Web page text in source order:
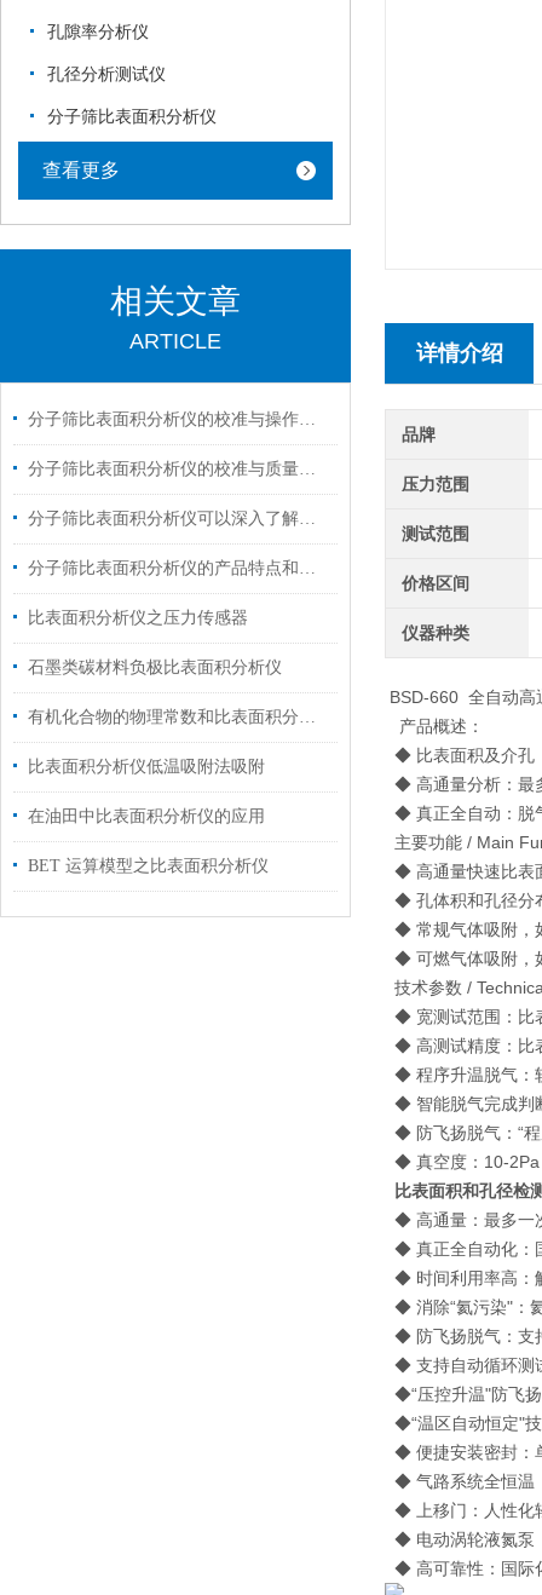
孔隙率分析仪
孔径分析测试仪
分子筛比表面积分析仪
查看更多
相关文章
ARTICLE
分子筛比表面积分析仪的校准与操作要点概述
分子筛比表面积分析仪的校准与质量控制技巧分析
分子筛比表面积分析仪可以深入了解分子筛的结构和性能
分子筛比表面积分析仪的产品特点和操作方法介绍
比表面积分析仪之压力传感器
石墨类碳材料负极比表面积分析仪
有机化合物的物理常数和比表面积分析仪的吸附
比表面积分析仪低温吸附法吸附
在油田中比表面积分析仪的应用
BET 运算模型之比表面积分析仪
详情介绍
品牌
压力范围
测试范围
价格区间
仪器种类
BSD-660 全自动
产品概述：
◆ 比表面积及介孔
◆ 高通量分析：最
◆ 真正全自动：脱
主要功能 / Main
◆ 高通量快速比表
◆ 孔体积和孔径分
◆ 常规气体吸附，
◆ 可燃气体吸附，
技术参数 /
◆ 宽测试范围：比
◆ 高测试精度：比
◆ 程序升温脱气：
◆ 智能脱气完成判
◆ 防飞扬脱气：“程
◆ 真空度：10-2Pa
比表面积和孔径检
◆ 高通量：最多一
◆ 真正全自动化：
◆ 时间利用率高：
◆ 消除“氦污染"：
◆ 防飞扬脱气：支
◆ 支持自动循环测
◆“压控升温"防飞
◆“温区自动恒定"
◆ 便捷安装密封：
◆ 气路系统全恒温
◆ 上移门：人性化
◆ 电动涡轮液氮泵
◆ 高可靠性：国际